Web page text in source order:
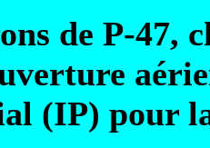
de P-47,
(IP) pour